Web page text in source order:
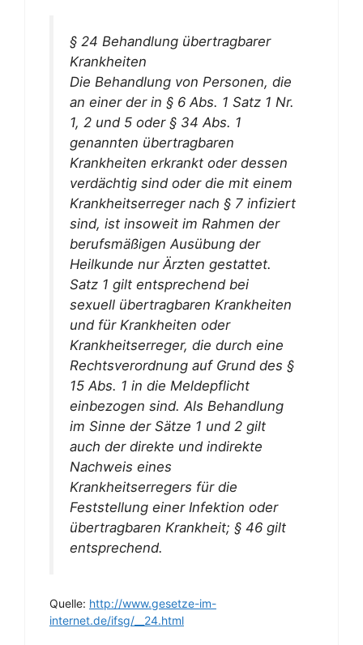
§ 24 Behandlung übertragbarer
Krankheiten
Die Behandlung von Personen, die
an einer der in § 6 Abs. 1 Satz 1 Nr.
1, 2 und 5 oder § 34 Abs. 1
genannten übertragbaren
Krankheiten erkrankt oder dessen
verdächtig sind oder die mit einem
Krankheitserreger nach § 7 infiziert
sind, ist insoweit im Rahmen der
berufsmäßigen Ausübung der
Heilkunde nur Ärzten gestattet.
Satz 1 gilt entsprechend bei
sexuell übertragbaren Krankheiten
und für Krankheiten oder
Krankheitserreger, die durch eine
Rechtsverordnung auf Grund des §
15 Abs. 1 in die Meldepflicht
einbezogen sind. Als Behandlung
im Sinne der Sätze 1 und 2 gilt
auch der direkte und indirekte
Nachweis eines
Krankheitserregers für die
Feststellung einer Infektion oder
übertragbaren Krankheit; § 46 gilt
entsprechend.
Quelle: http://www.gesetze-im-
internet.de/ifsg/__24.html